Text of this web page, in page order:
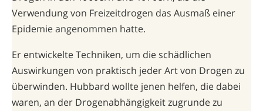
Verwendung von Freizeitdrogen das Ausmaß einer
Epidemie angenommen hatte.
Er entwickelte Techniken, um die schädlichen
Auswirkungen von praktisch jeder Art von Drogen zu
überwinden. Hubbard wollte jenen helfen, die dabei
waren, an der Drogenabhängigkeit zugrunde zu